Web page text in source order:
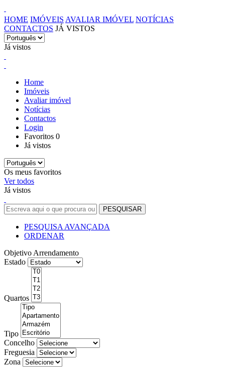
HOME IMÓVEIS AVALIAR IMÓVEL NOTÍCIAS
CONTACTOS JÁ VISTOS
Já vistos
Home
Imóveis
Avaliar imóvel
Notícias
Contactos
Login
Favoritos 0
Já vistos
Os meus favoritos
Ver todos
Já vistos
PESQUISA AVANÇADA
ORDENAR
Objetivo Arrendamento
Estado
Quartos
Tipo
Concelho
Freguesia
Zona